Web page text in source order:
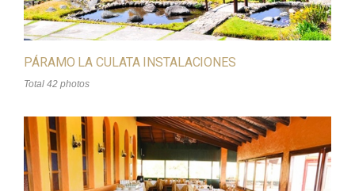
PÁRAMO LA CULATA INSTALACIONES
Total 42 photos